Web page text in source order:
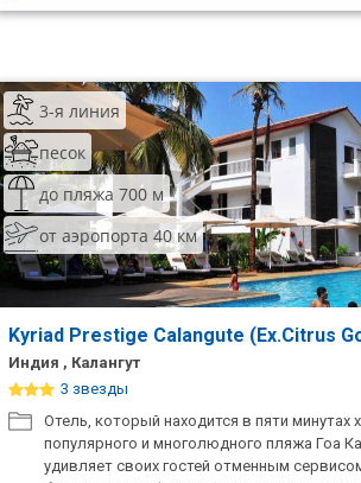
3-я линия
песок
до пляжа 700 м
от аэропорта 40 км
Kyriad Prestige Calangute (Ex.Citrus
Индия , Калангут
3 звезды
Отель, который находится в пяти минутах
популярного и многолюдного пляжа Гоа
удивляет своих гостей отменным